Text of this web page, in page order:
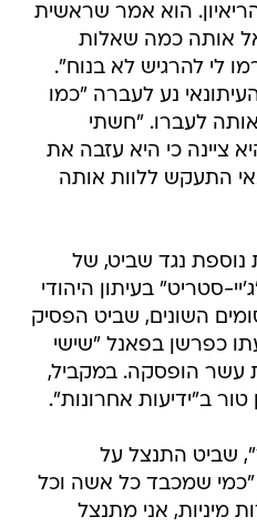
הוא אמר שראשית
אותה כמה שאלות
לי להרגיש לא בנוח".
נע לעברה "כמו
לעברו. "חשתי
ציינה כי היא עזבה את
התעקש ללוות אותה
נוספת נגד שביט, של
סטריט" בעיתון היהודי
השונים, שביט הפסיק
כפרשן בפאנל "שישי
עשר הופסקה. במקביל,
טור ב"ידיעות אחרונות".
שביט התנצל על
שמכבד כל אשה וכל
מיניות, אני מתנצל